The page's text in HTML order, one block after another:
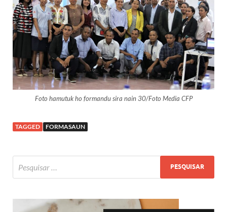
Foto hamutuk ho formandu sira nain 30/Foto Media CFP
TAGGED FORMASAUN